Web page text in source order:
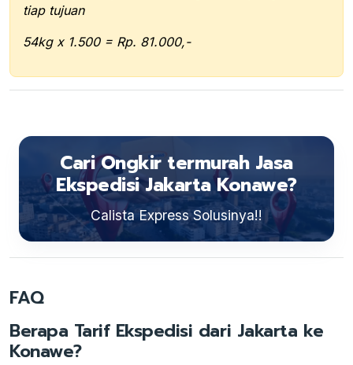
tiap tujuan
54kg x 1.500 = Rp. 81.000,-
Cari Ongkir termurah Jasa
Ekspedisi Jakarta Konawe?
Calista Express Solusinya!!
FAQ
Berapa Tarif Ekspedisi dari Jakarta ke
Konawe?